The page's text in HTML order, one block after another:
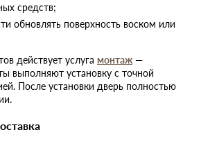
средств;
обновлять поверхность воском или
действует услуга монтаж —
выполняют установку с точной
После установки дверь полностью